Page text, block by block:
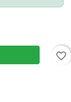
favorite_border